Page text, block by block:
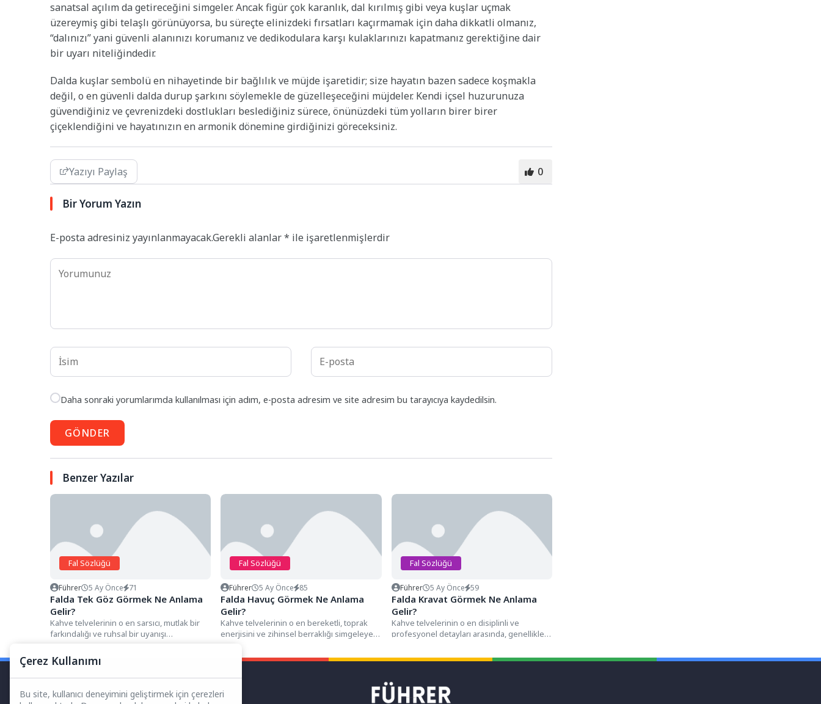
sanatsal açılım da getireceğini simgeler. Ancak figür çok karanlık, dal kırılmış gibi veya kuşlar uçmak
üzereymiş gibi telaşlı görünüyorsa, bu süreçte elinizdeki fırsatları kaçırmamak için daha dikkatli olmanız,
“dalınızı” yani güvenli alanınızı korumanız ve dedikodulara karşı kulaklarınızı kapatmanız gerektiğine dair
bir uyarı niteliğindedir.
Dalda kuşlar sembolü en nihayetinde bir bağlılık ve müjde işaretidir; size hayatın bazen sadece koşmakla
değil, o en güvenli dalda durup şarkını söylemekle de güzelleşeceğini müjdeler. Kendi içsel huzurunuza
güvendiğiniz ve çevrenizdeki dostlukları beslediğiniz sürece, önünüzdeki tüm yolların birer birer
çiçeklendiğini ve hayatınızın en armonik dönemine girdiğinizi göreceksiniz.
Yazıyı Paylaş 0
Bir Yorum Yazın
E-posta adresiniz yayınlanmayacak.Gerekli alanlar* ile işaretlenmişlerdir
Daha sonraki yorumlarımda kullanılması için adım, e-posta adresim ve site adresim bu tarayıcıya kaydedilsin.
GÖNDER
Benzer Yazılar
Fal Sözlüğü
Führer 5 Ay Önce 71
Falda Tek Göz Görmek Ne Anlama
Gelir?
Kahve telvelerinin o en sarsıcı, mutlak bir
farkındalığı ve ruhsal bir uyanışı
Fal Sözlüğü
Führer 5 Ay Önce 85
Falda Havuç Görmek Ne Anlama
Gelir?
Kahve telvelerinin o en bereketli, toprak
enerjisini ve zihinsel berraklığı simgeleyen
Fal Sözlüğü
Führer 5 Ay Önce 59
Falda Kravat Görmek Ne Anlama
Gelir?
Kahve telvelerinin o en disiplinli ve
profesyonel detayları arasında, genellikle
Çerez Kullanımı
Bu site, kullanıcı deneyimini geliştirmek için çerezleri